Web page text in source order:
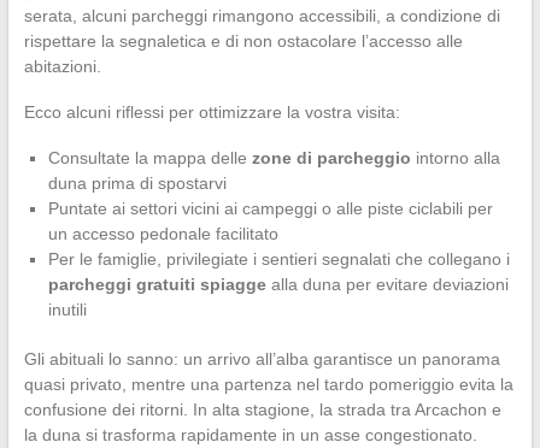
serata, alcuni parcheggi rimangono accessibili, a condizione di
rispettare la segnaletica e di non ostacolare l’accesso alle
abitazioni.
Ecco alcuni riflessi per ottimizzare la vostra visita:
Consultate la mappa delle zone di parcheggio intorno alla
duna prima di spostarvi
Puntate ai settori vicini ai campeggi o alle piste ciclabili per
un accesso pedonale facilitato
Per le famiglie, privilegiate i sentieri segnalati che collegano i
parcheggi gratuiti spiaggealla duna per evitare deviazioni
inutili
Gli abituali lo sanno: un arrivo all’alba garantisce un panorama
quasi privato, mentre una partenza nel tardo pomeriggio evita la
confusione dei ritorni. In alta stagione, la strada tra Arcachon e
la duna si trasforma rapidamente in un asse congestionato.